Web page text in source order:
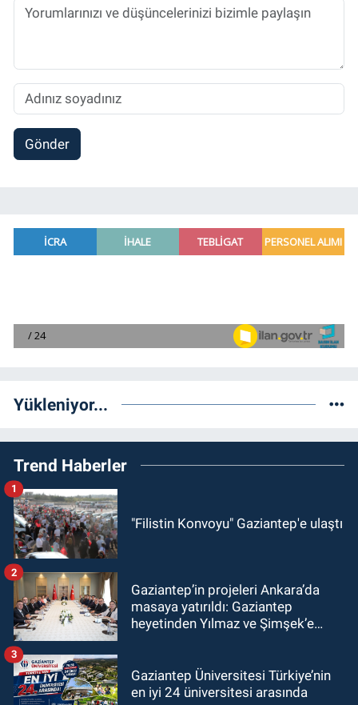
Gönder
Yükleniyor...
Trend Haberler
"Filistin Konvoyu" Gaziantep'e ulaştı
1
Gaziantep’in projeleri Ankara’da
masaya yatırıldı: Gaziantep
heyetinden Yılmaz ve Şimşek’e
2
Gaziantep Üniversitesi Türkiye’nin
en iyi 24 üniversitesi arasında
3